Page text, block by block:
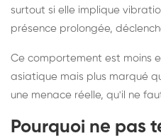
surtout si elle implique
présence prolongée,
Ce comportement est moins
asiatique mais plus marqué
une menace réelle, qu'il ne
Pourquoi ne pas